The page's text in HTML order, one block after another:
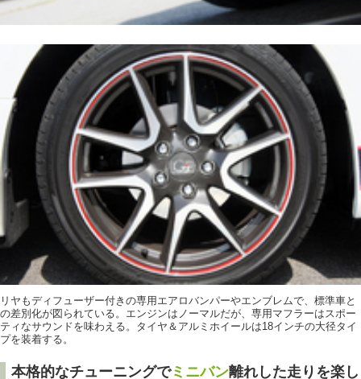
リヤもディフューザー付きの専用エアロバンパーやエンブレムで、標準車と
の差別化が図られている。エンジンはノーマルだが、専用マフラーはスポー
ティなサウンドを味わえる。タイヤ＆アルミホイールは18インチの大径タイ
プを装着する。
本格的なチューニングでミニバン離れした走りを楽し